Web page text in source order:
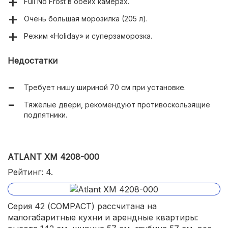
Очень большая морозилка (205 л).
Режим «Holiday» и суперзаморозка.
Недостатки
Требует нишу шириной 70 см при установке.
Тяжёлые двери, рекомендуют противоскользящие
подпятники.
ATLANT ХМ 4208-000
Рейтинг: 4.
Серия 42 (COMPACT) рассчитана на
малогабаритные кухни и арендные квартиры: